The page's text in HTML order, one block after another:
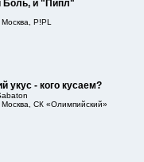
Боль, и "Пипл"
P!PL
укус - кого кусаем?
СК «Олимпийский»